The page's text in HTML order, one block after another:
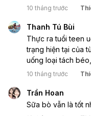
10 tháng trước
Thanh Tú Bùi
Thực ra tuổi teen
trạng hiện tại của
uống loại tách
10 tháng trước
Trần Hoan
Sữa bò vẫn là tốt